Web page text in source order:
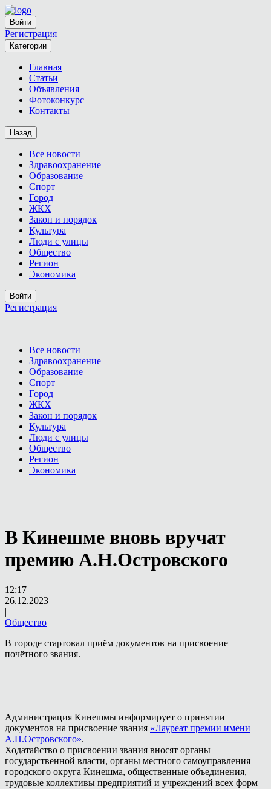
Войти
Регистрация
Категории
Главная
Статьи
Объявления
Фотоконкурс
Контакты
Назад
Все новости
Здравоохранение
Образование
Спорт
Город
ЖКХ
Закон и порядок
Культура
Люди с улицы
Общество
Регион
Экономика
Войти
Регистрация
Все новости
Здравоохранение
Образование
Спорт
Город
ЖКХ
Закон и порядок
Культура
Люди с улицы
Общество
Регион
Экономика
В Кинешме вновь вручат
премию А.Н.Островского
12:17
26.12.2023
|
Общество
В городе стартовал приём документов на присвоение
почётного звания.
Администрация Кинешмы информирует о принятии
документов на присвоение звания «Лауреат премии имени
А.Н.Островского».
Ходатайство о присвоении звания вносят органы
государственной власти, органы местного самоуправления
городского округа Кинешма, общественные объединения,
трудовые коллективы предприятий и учреждений всех форм